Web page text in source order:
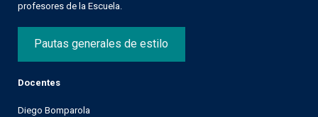
profesores de la Escuela.
Pautas generales de estilo
Docentes
Diego Bomparola